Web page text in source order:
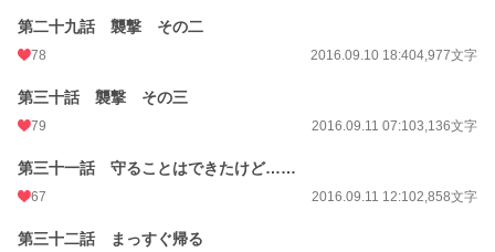
第二十九話 襲撃 その二
78 2016.09.10 18:404,977文字
第三十話 襲撃 その三
79 2016.09.11 07:103,136文字
第三十一話 守ることはできたけど……
67 2016.09.11 12:102,858文字
第三十二話 まっすぐ帰る